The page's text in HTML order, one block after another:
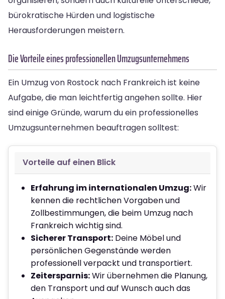
bürokratische Hürden und logistische
Herausforderungen meistern.
Die Vorteile eines professionellen Umzugsunternehmens
Ein Umzug von Rostock nach Frankreich ist keine
Aufgabe, die man leichtfertig angehen sollte. Hier
sind einige Gründe, warum du ein professionelles
Umzugsunternehmen beauftragen solltest:
Vorteile auf einen Blick
Erfahrung im internationalen Umzug:Wir
kennen die rechtlichen Vorgaben und
Zollbestimmungen, die beim Umzug nach
Frankreich wichtig sind.
Sicherer Transport: Deine Möbel und
persönlichen Gegenstände werden
professionell verpackt und transportiert.
Zeitersparnis:Wir übernehmen die Planung,
den Transport und auf Wunsch auch das